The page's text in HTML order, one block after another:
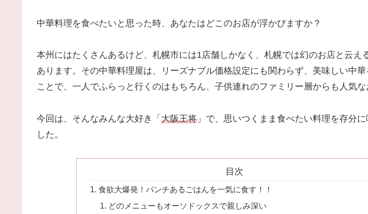
中華料理を食べたいと思った時、あなたはどこのお店が浮かびますか？
本州にはたくさんあるけど、札幌市には1店舗しかなく、札幌では幻のお店と云え
あります。その中華料理屋は、リーズナブル価格設定にも関わらず、美味しい中華
ことで、一人でふらっと行くのはもちろん、子供連れのファミリー層からも人気な
今回は、そんなみんな大好き「 大阪王将 」で、思いつくまま食べたい料理を存分
した。
目次
食欲大爆発！パンチあるごはんを一気に食す！！
どのメニューもオーソドックスで親しみ深い